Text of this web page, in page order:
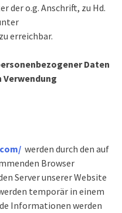
der o.g. Anschrift, zu Hd.
zu erreichbar.
Daten
Verwendung
werden durch den auf
Browser
Server unserer Website
temporär in einem
Informationen werden